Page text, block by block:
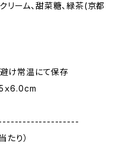
リーム、甜菜糖、緑茶(京都
け常温にて保存
ｘ6.0cm
り）